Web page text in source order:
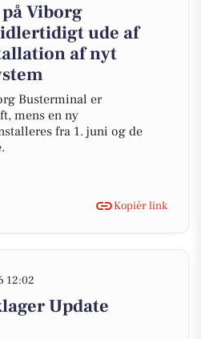
Viborg
ude af
af nyt
Busterminal er
mens en ny
fra 1. juni og de
Kopiér link
12:02
Update